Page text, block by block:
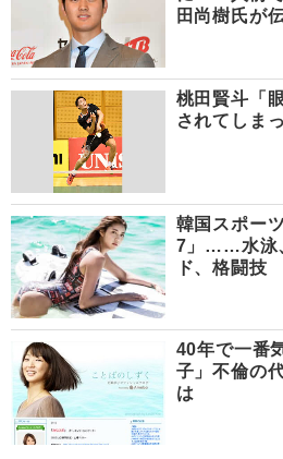
田尚樹氏が
桃田賢斗「
されてしま
韓国スポー
7」……水泳
ド、格闘技
40年で一番
子」不倫の
は